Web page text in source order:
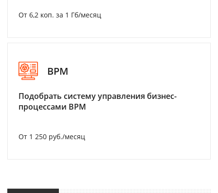
От 6,2 коп. за 1 Гб/месяц
BPM
Подобрать систему управления бизнес-
процессами BPM
От 1 250 руб./месяц